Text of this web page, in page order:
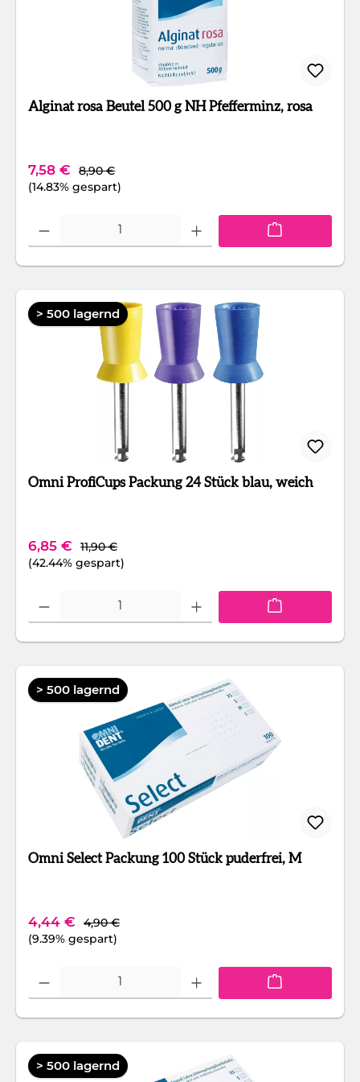
Alginat rosa Beutel 500 g NH Pfefferminz, rosa
Verkaufspreis:
7,58 € Regulärer Preis:
8,90 €
(14.83% gespart)
Produkt Anzahl: Gib den gewünschten Wert ein oder benutze die
> 500 lagernd
Omni ProfiCups Packung 24 Stück blau, weich
Verkaufspreis:
6,85 € Regulärer Preis:
11,90 €
(42.44% gespart)
Produkt Anzahl: Gib den gewünschten Wert ein oder benutze die
> 500 lagernd
Omni Select Packung 100 Stück puderfrei, M
Verkaufspreis:
4,44 € Regulärer Preis:
4,90 €
(9.39% gespart)
Produkt Anzahl: Gib den gewünschten Wert ein oder benutze die
> 500 lagernd